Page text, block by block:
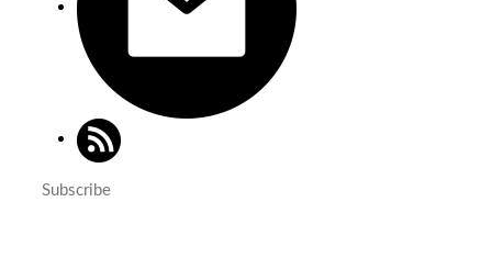
Subscribe